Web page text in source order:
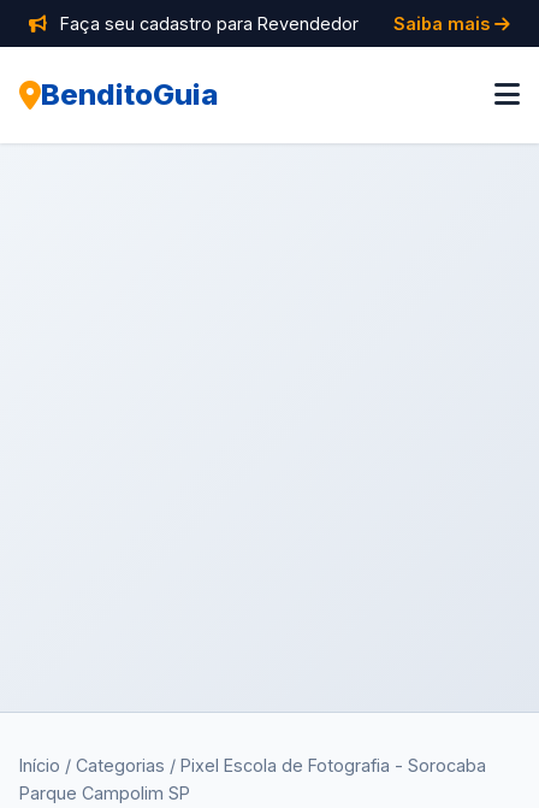
Faça seu cadastro para Revendedor Saiba mais
BenditoGuia
Início / Categorias / Pixel Escola de Fotografia - Sorocaba
Parque Campolim SP